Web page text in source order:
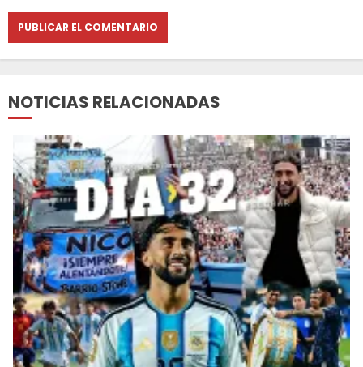
NOTICIAS RELACIONADAS